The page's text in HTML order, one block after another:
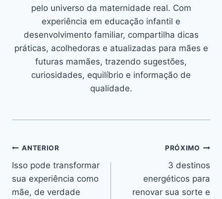
pelo universo da maternidade real. Com
experiência em educação infantil e
desenvolvimento familiar, compartilha dicas
práticas, acolhedoras e atualizadas para mães e
futuras mamães, trazendo sugestões,
curiosidades, equilíbrio e informação de
qualidade.
Navegação
de
Post
ANTERIOR
Isso pode transformar
sua experiência como
mãe, de verdade
PRÓXIMO
3 destinos
energéticos para
renovar sua sorte e